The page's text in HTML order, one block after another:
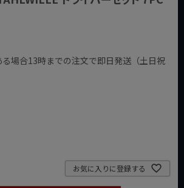
場合13時までの注文で即日発送（土日祝
お気に入りに登録する